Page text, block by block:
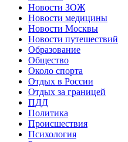
Новости ЗОЖ
Новости медицины
Новости Москвы
Новости путешествий
Образование
Общество
Около спорта
Отдых в России
Отдых за границей
ПДД
Политика
Происшествия
Психология